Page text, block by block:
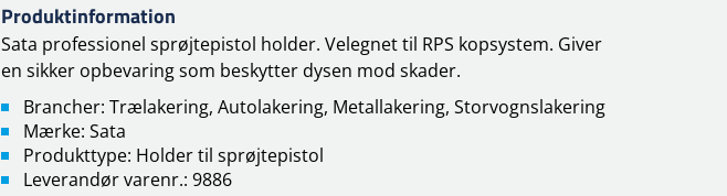
Produktinformation
Sata professionel sprøjtepistol holder. Velegnet til RPS kopsystem. Giver
en sikker opbevaring som beskytter dysen mod skader.
Brancher: Trælakering, Autolakering, Metallakering, Storvognslakering
Mærke: Sata
Produkttype: Holder til sprøjtepistol
Leverandør varenr.: 9886